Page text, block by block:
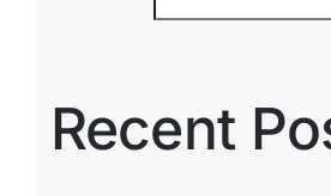
Recent